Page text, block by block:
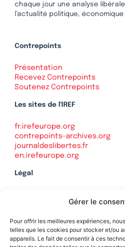
Gérer le
Pour offrir les meilleures expériences,
telles que les cookies pour stocker et/ou
appareils. Le fait de consentir à ces
chaque jour une analyse
l’actualité politique,
Contrepoints
Présentation
Recevez Contrepoints
Soutenez Contrepoints
Les sites de l'IREF
fr.irefeurope.org
contrepoints-archives.org
journaldeslibertes.fr
en.irefeurope.org
Légal
Politique de confidentialité